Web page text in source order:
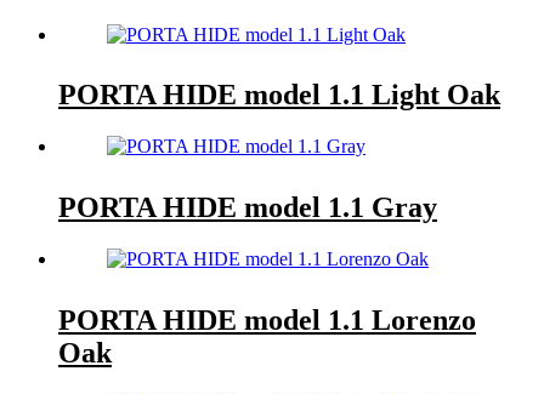
PORTA HIDE model 1.1 Light Oak
PORTA HIDE model 1.1 Gray
PORTA HIDE model 1.1 Lorenzo
Oak